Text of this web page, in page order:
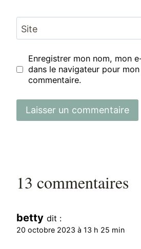
Site
Enregistrer mon nom, mon
dans le navigateur pour
commentaire.
13 commentaires
betty dit :
20 octobre 2023 à 13 h 25 min